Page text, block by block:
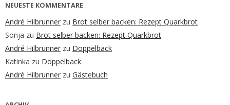
NEUESTE KOMMENTARE
André Hilbrunner zu Brot selber backen: Rezept Quarkbrot
Sonja zu Brot selber backen: Rezept Quarkbrot
André Hilbrunner zu Doppelback
Katinka zu Doppelback
André Hilbrunner zu Gästebuch